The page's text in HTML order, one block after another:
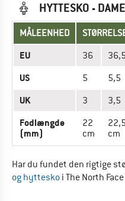
HYTTESKO -
MÅLEENHED
EU 36 36,5
US 5 5,5
UK 3 3,5
Fodlængde
(mm)
22
cm
22,5
cm
Har du fundet den rigtige
og hyttesko i The North